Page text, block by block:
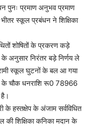
पुनः प्रमाण अनुभव प्रमाण
स्कूल प्रबंधन ने शिक्षिका
शोषितों के प्रकरण कड़े
के अनुसार निरंतर बड़े निर्णय ले
स्कूल घुटनों के बल आ गया
के चौक धनराशि रू0 78966
के हस्तक्षेप के अंजाम सर्वविधित
की शिक्षिका कनिका मदान के